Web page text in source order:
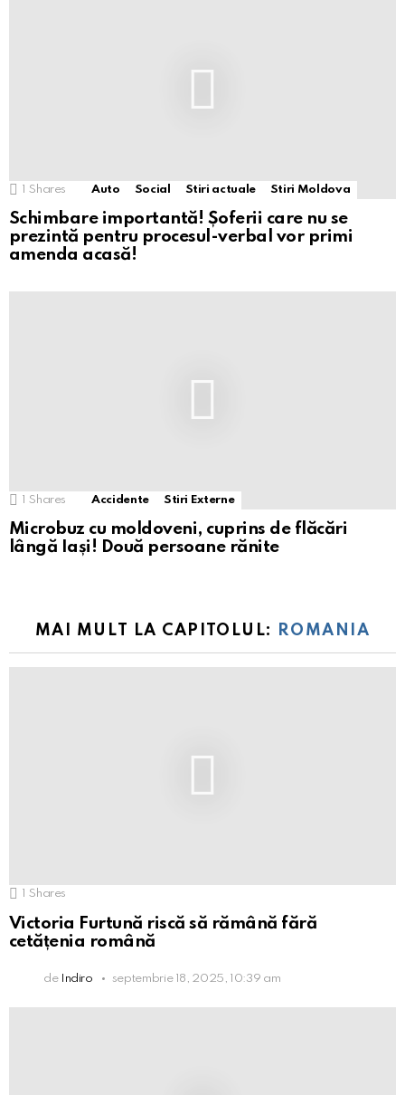
Shares Auto Social Stiri actuale Stiri Moldova
Schimbare importantă! Șoferii care nu se
prezintă pentru procesul-verbal vor primi
amenda acasă!
Shares Accidente Stiri Externe
Microbuz cu moldoveni, cuprins de flăcări
lângă Iași! Două persoane rănite
MAI MULT LA CAPITOLUL: ROMANIA
Shares
Victoria Furtună riscă să rămână fără
cetățenia română
de Indiro septembrie 18, 2025, 10:39 am